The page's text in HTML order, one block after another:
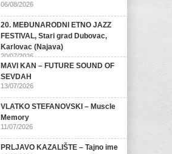
06/08/2026
20. MEĐUNARODNI ETNO JAZZ
FESTIVAL, Stari grad Dubovac,
Karlovac (Najava)
20/07/2026
MAVI KAN – FUTURE SOUND OF
SEVDAH
13/07/2026
VLATKO STEFANOVSKI – Muscle
Memory
11/07/2026
PRLJAVO KAZALIŠTE – Tajno ime